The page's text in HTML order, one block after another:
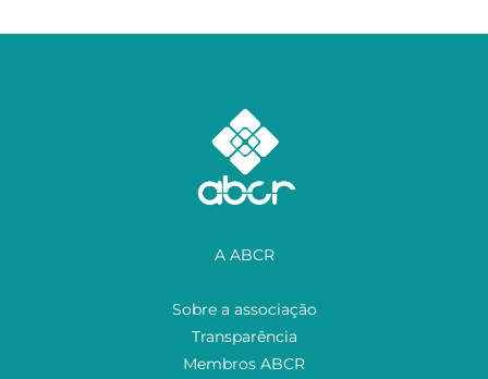
A ABCR
Sobre a associação
Transparência
Membros ABCR